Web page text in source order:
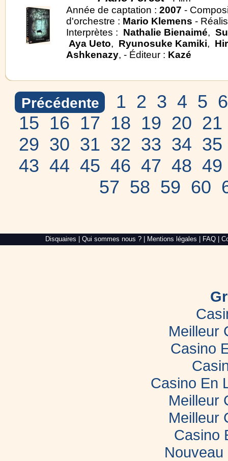
Année de captation : 2007 -
d'orchestre : Mario Klemens -
Interprètes : Nathalie Bienaimé,
Aya Ueto, Ryunosuke Kamiki,
Ashkenazy, - Éditeur : Kazé
Précédente 1 2 3 4 5 6
15 16 17 18 19 20 21
29 30 31 32 33 34 35
43 44 45 46 47 48 49
57 58 59 60
Disquaires Qui sommes nous ? Mentions légales FAQ
Web,
Meilleur
Casino
Casino En
Meilleur
Meilleur
Casino